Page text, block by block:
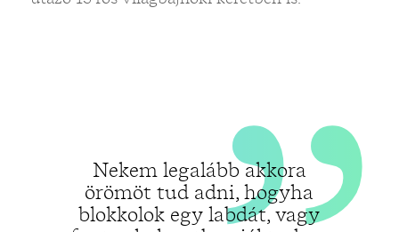
Nekem legalább akkora
örömöt tud adni, hogyha
blokkolok egy labdát, vagy